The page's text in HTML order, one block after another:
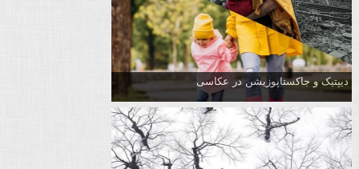
دیپتیک و جاکستا‌پوزیشن در عکاسی